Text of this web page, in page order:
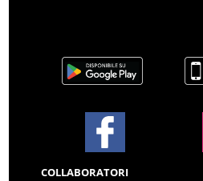
COLLABORATORI